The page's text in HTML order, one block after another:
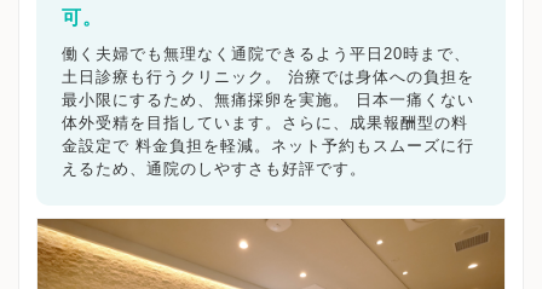
可。
働く夫婦でも無理なく通院できるよう平日20時まで、
土日診療も行うクリニック。 治療では身体への負担を
最小限にするため、無痛採卵を実施。 日本一痛くない
体外受精を目指しています。さらに、成果報酬型の料
金設定で 料金負担を軽減。ネット予約もスムーズに行
えるため、通院のしやすさも好評です。